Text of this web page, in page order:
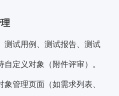
测试用例、测试报告、测试
定义对象（附件评审）。
管理页面（如需求列表、